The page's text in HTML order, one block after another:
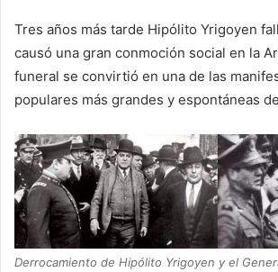
Tres años más tarde Hipólito Yrigoyen
causó una gran conmoción social en la
funeral se convirtió en una de las
populares más grandes y espontáneas
Derrocamiento de Hipólito Yrigoyen y el